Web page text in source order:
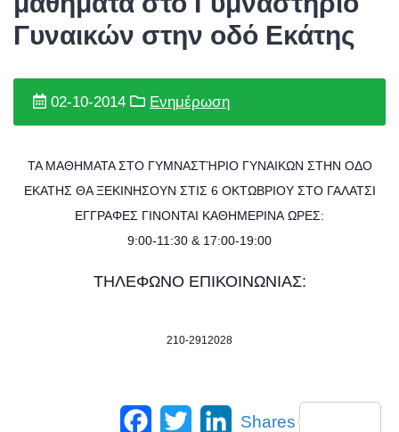
Γυναικών στην οδό Εκάτης
02-10-2014 Ενημέρωση
TA MAΘΗΜΑΤΑ ΣΤΟ ΓΥΜΝΑΣΤΉΡΙΟ ΓΥΝΑΙΚΩΝ ΣΤΗΝ ΟΔΟ
ΕΚΑΤΗΣ ΘΑ ΞΕΚΙΝΗΣΟΥΝ ΣΤΙΣ 6 ΟΚΤΩΒΡΙΟΥ ΣΤΟΓΑΛΑΤΣΙ
ΕΓΓΡΑΦΕΣ ΓΙΝΟΝΤΑΙ ΚΑΘΗΜΕΡΙΝΑ ΩΡΕΣ:
9:00-11:30 & 17:00-19:00
ΤΗΛΕΦΩΝΟ ΕΠΙΚΟΙΝΩΝΙΑΣ:
210-2912028
Facebook
Twitter LinkedIn
Shares